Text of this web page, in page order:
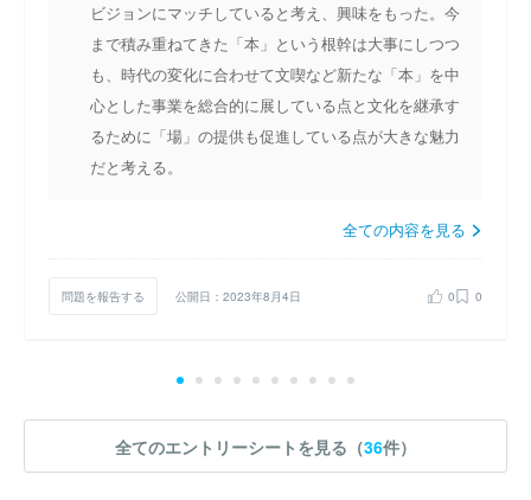
ビジョンにマッチしていると考え、興味をもった。今
まで積み重ねてきた「本」という根幹は大事にしつつ
も、時代の変化に合わせて文喫など新たな「本」を中
心とした事業を総合的に展している点と文化を継承す
るために「場」の提供も促進している点が大きな魅力
だと考える。
全ての内容を見る
問題を報告する 公開日：2023年8月4日 0 0
全てのエントリーシートを見る（36件）